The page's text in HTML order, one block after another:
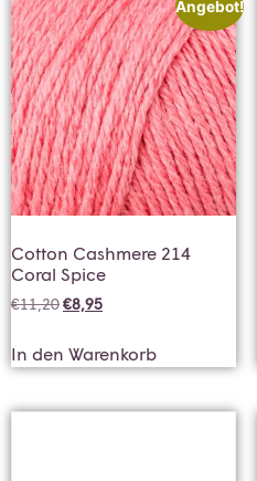
Angebot!
Cotton Cashmere 214
Coral Spice
€11,20€8,95
In den Warenkorb